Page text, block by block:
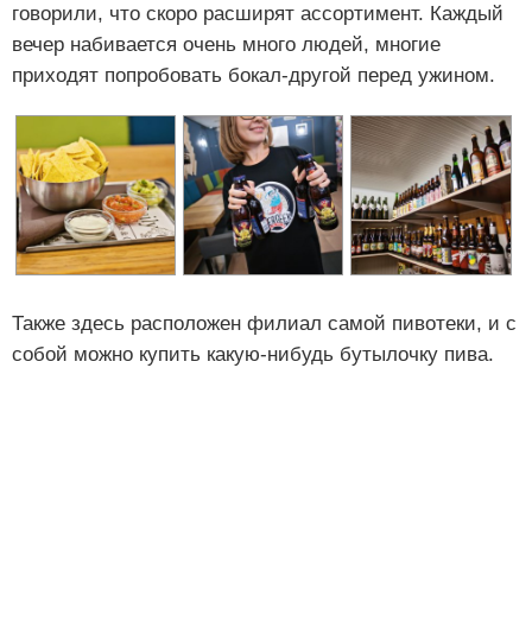
говорили, что скоро расширят ассортимент. Каждый
вечер набивается очень много людей, многие
приходят попробовать бокал-другой перед ужином.
Также здесь расположен филиал самой пивотеки, и с
собой можно купить какую-нибудь бутылочку пива.